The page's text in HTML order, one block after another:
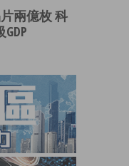
兩億枚 科